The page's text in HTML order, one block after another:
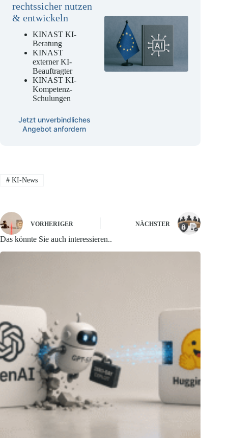
rechtssicher nutzen
& entwickeln
KINAST KI-
Beratung
KINAST
externer KI-
Beauftragter
KINAST KI-
Kompetenz-
Schulungen
Jetzt unverbindliches
Angebot anfordern
#KI-News
VORHERIGER NÄCHSTER
Das könnte Sie auch interessieren..